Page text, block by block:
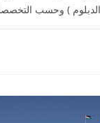
الدبلوم ) وحسب